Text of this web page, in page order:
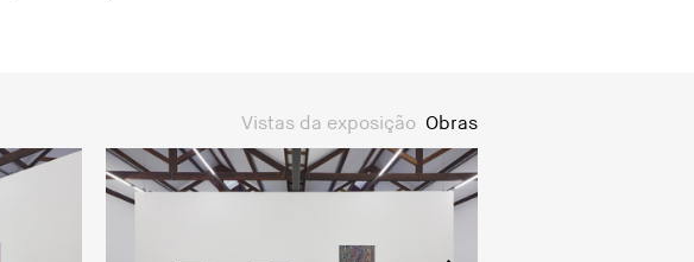
Vistas da exposição Obras